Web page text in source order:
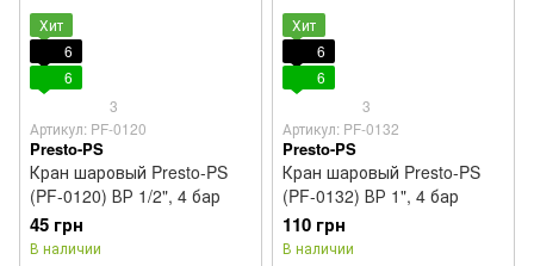
Хит
6
6
3
Артикул: PF-0120
Presto-PS
Кран шаровый Presto-PS
(PF-0120) ВР 1/2", 4 бар
45 грн
В наличии
Хит
6
6
3
Артикул: PF-0132
Presto-PS
Кран шаровый Presto-PS
(PF-0132) ВР 1", 4 бар
110 грн
В наличии